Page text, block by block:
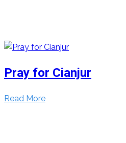
Pray for Cianjur
Read More